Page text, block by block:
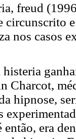
freud
nos casos
histeria
Charcot,
hipnose,
então, era